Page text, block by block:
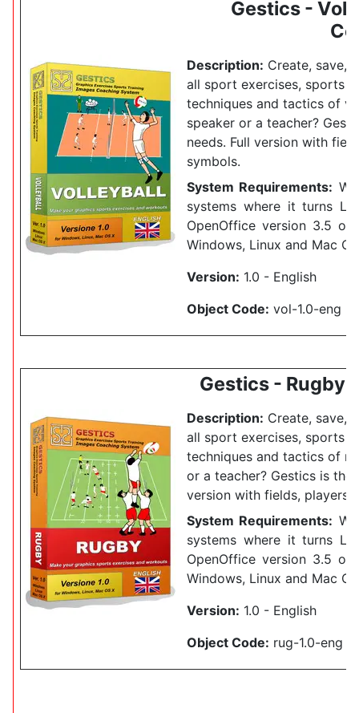
Gestics -
Description: Create, save,
all sport exercises, sports
techniques and tactics of
speaker or a teacher?
needs. Full version with
symbols.
System Requirements:
systems where it turns
OpenOffice version 3.5 or
Windows, Linux and Mac
Version: 1.0 - English
Object Code: vol-1.0-eng
Gestics - Rugby
Description: Create, save,
all sport exercises, sports
techniques and tactics of
or a teacher? Gestics is
version with fields, players,
System Requirements:
systems where it turns
OpenOffice version 3.5 or
Windows, Linux and Mac
Version: 1.0 - English
Object Code: rug-1.0-eng